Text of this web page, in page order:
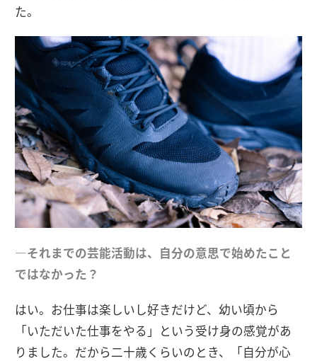
た。
―それまでの芸能活動は、自分の意思で始めたこと
ではなかった？
はい。お仕事は楽しいし好きだけど、幼い頃から
「いただいた仕事をやる」という受け身の感覚があ
りました。だから二十歳くらいのとき、「自分が心